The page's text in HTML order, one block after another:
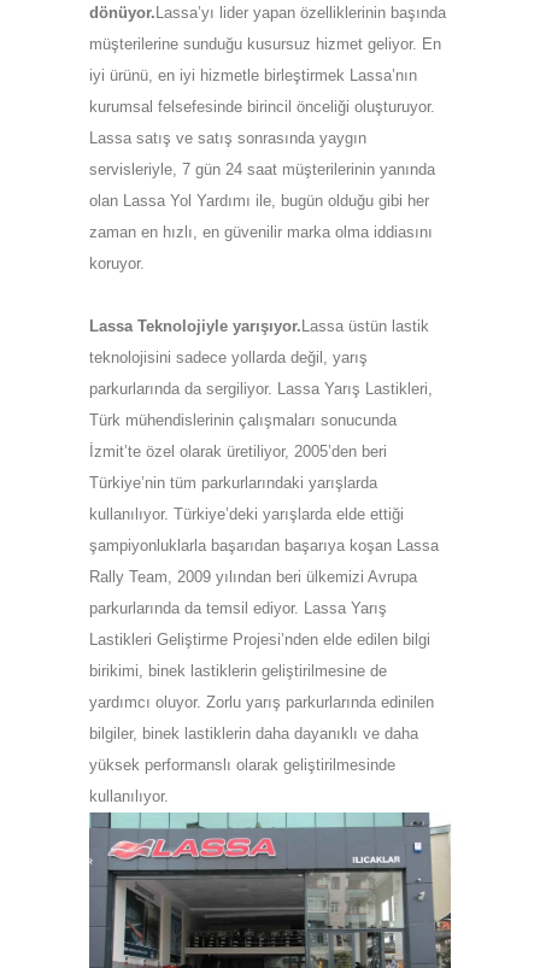
dönüyor. Lassa’yı lider yapan özelliklerinin başında
müşterilerine sunduğu kusursuz hizmet geliyor. En
iyi ürünü, en iyi hizmetle birleştirmek Lassa’nın
kurumsal felsefesinde birincil önceliği oluşturuyor.
Lassa satış ve satış sonrasında yaygın
servisleriyle, 7 gün 24 saat müşterilerinin yanında
olan Lassa Yol Yardımı ile, bugün olduğu gibi her
zaman en hızlı, en güvenilir marka olma iddiasını
koruyor.
Lassa Teknolojiyle yarışıyor. Lassa üstün lastik
teknolojisini sadece yollarda değil, yarış
parkurlarında da sergiliyor. Lassa Yarış Lastikleri,
Türk mühendislerinin çalışmaları sonucunda
İzmit’te özel olarak üretiliyor, 2005’den beri
Türkiye’nin tüm parkurlarındaki yarışlarda
kullanılıyor. Türkiye’deki yarışlarda elde ettiği
şampiyonluklarla başarıdan başarıya koşan Lassa
Rally Team, 2009 yılından beri ülkemizi Avrupa
parkurlarında da temsil ediyor. Lassa Yarış
Lastikleri Geliştirme Projesi’nden elde edilen bilgi
birikimi, binek lastiklerin geliştirilmesine de
yardımcı oluyor. Zorlu yarış parkurlarında edinilen
bilgiler, binek lastiklerin daha dayanıklı ve daha
yüksek performanslı olarak geliştirilmesinde
kullanılıyor.